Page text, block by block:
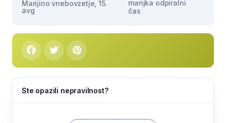
Marijino vnebovzetje, 15.
avg
manjka odpiralni
čas
Ste opazili nepravilnost?